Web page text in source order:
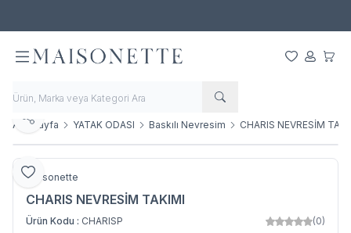
Favorilerim
Hesabım
Ana Sayfa YATAK ODASI Baskılı Nevresim CHARIS NEVRESİM
Favoriye Ekle
Paylaş
Maisonette
CHARIS NEVRESİM TAKIMI
Ürün Kodu : CHARISP (0)